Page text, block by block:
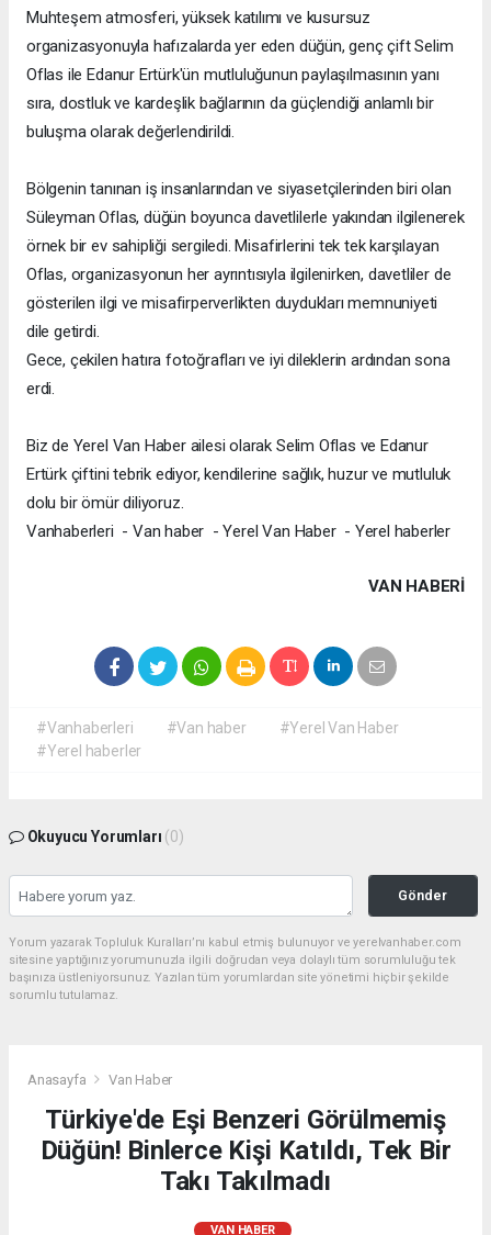
Muhteşem atmosferi, yüksek katılımı ve kusursuz
organizasyonuyla hafızalarda yer eden düğün, genç çift Selim
Oflas ile Edanur Ertürk'ün mutluluğunun paylaşılmasının yanı
sıra, dostluk ve kardeşlik bağlarının da güçlendiği anlamlı bir
buluşma olarak değerlendirildi.
Bölgenin tanınan iş insanlarından ve siyasetçilerinden biri olan
Süleyman Oflas, düğün boyunca davetlilerle yakından ilgilenerek
örnek bir ev sahipliği sergiledi. Misafirlerini tek tek karşılayan
Oflas, organizasyonun her ayrıntısıyla ilgilenirken, davetliler de
gösterilen ilgi ve misafirperverlikten duydukları memnuniyeti
dile getirdi.
Gece, çekilen hatıra fotoğrafları ve iyi dileklerin ardından sona
erdi.
Biz de Yerel Van Haber ailesi olarak Selim Oflas ve Edanur
Ertürk çiftini tebrik ediyor, kendilerine sağlık, huzur ve mutluluk
dolu bir ömür diliyoruz.
Vanhaberleri - Van haber - Yerel Van Haber - Yerel haberler
VAN HABERİ
#Vanhaberleri #Van haber
#Yerel Van Haber
#Yerel haberler
Okuyucu Yorumları (0)
Gönder
Yorum yazarak Topluluk Kuralları’nı kabul etmiş bulunuyor ve yerelvanhaber.com
sitesine yaptığınız yorumunuzla ilgili doğrudan veya dolaylı tüm sorumluluğu tek
başınıza üstleniyorsunuz. Yazılan tüm yorumlardan site yönetimi hiçbir şekilde
sorumlu tutulamaz.
Anasayfa Van Haber
Türkiye'de Eşi Benzeri Görülmemiş
Düğün! Binlerce Kişi Katıldı, Tek Bir
Takı Takılmadı
VAN HABER